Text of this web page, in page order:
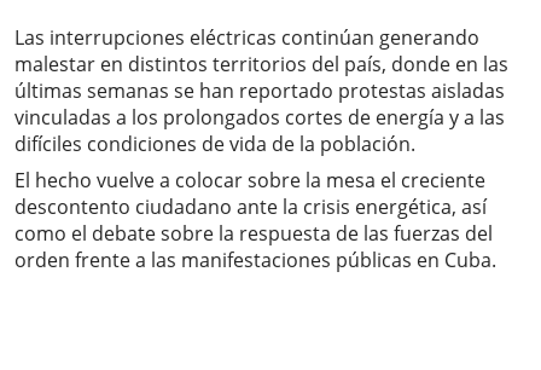
Las interrupciones eléctricas continúan generando
malestar en distintos territorios del país, donde en las
últimas semanas se han reportado protestas aisladas
vinculadas a los prolongados cortes de energía y a las
difíciles condiciones de vida de la población.
El hecho vuelve a colocar sobre la mesa el creciente
descontento ciudadano ante la crisis energética, así
como el debate sobre la respuesta de las fuerzas del
orden frente a las manifestaciones públicas en Cuba.